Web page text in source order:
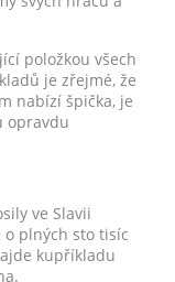
položkou všech
je zřejmé, že
nabízí špička, je
opravdu
ve Slavii
o plných sto tisíc
kupříkladu